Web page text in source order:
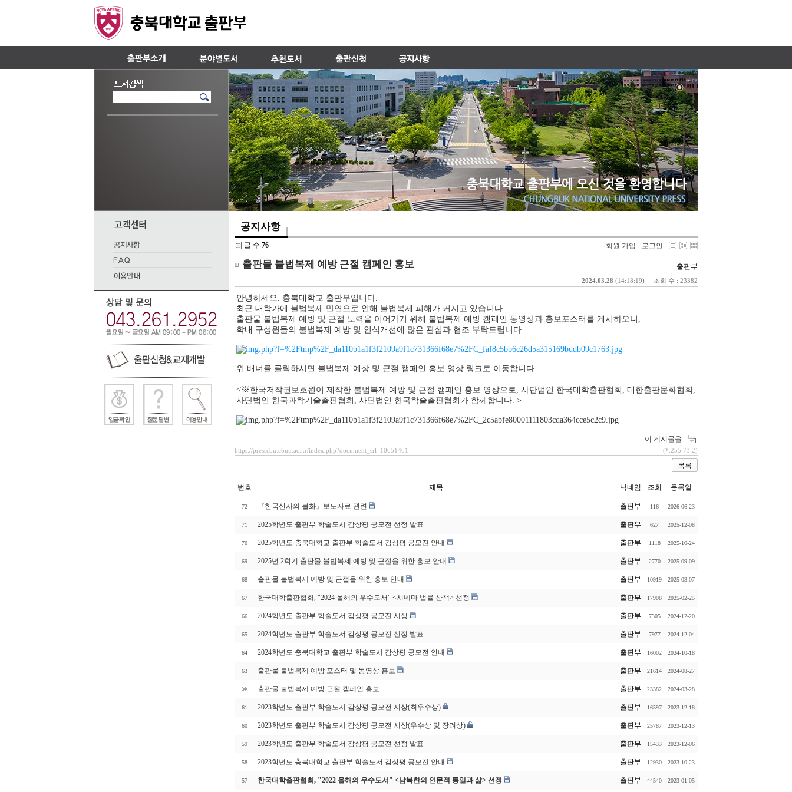
공지사항
글 수 76 회원 가입 로그인
출판물 불법복제 예방 근절 캠페인 홍보 출판부
조회 수 : 23382
2024.03.28 (14:18:19)
안녕하세요. 충북대학교 출판부입니다.
최근 대학가에 불법복제 만연으로 인해 불법복제 피해가 커지고 있습니다.
출판물 불법복제 예방 및 근절 노력을 이어가기 위해 불법복제 예방 캠페인 동영상과 홍보포스터를 게시하오니,
학내 구성원들의 불법복제 예방 및 인식개선에 많은 관심과 협조 부탁드립니다.
위 배너를 클릭하시면 불법복제 예상 및 근절 캠페인 홍보 영상 링크로 이동합니다.
<※ 한국저작권보호원이 제작한 불법복제 예방 및 근절 캠페인 홍보 영상으로, 사단법인 한국대학출판협회, 대한출판문화협회,
사단법인 한국과학기술출판협회, 사단법인 한국학술출판협회가 함께합니다. >
이 게시물을...
https://presscbu.cbnu.ac.kr/index.php?document_srl=10651461 (*.255.73.2)
목록
번호 제목 닉네임 조회 등록일
72 『한국산사의 불화』보도자료 관련 출판부 116 2026-06-23
71 2025학년도 출판부 학술도서 감상평 공모전 선정 발표 출판부 627 2025-12-08
70 2025학년도 충북대학교 출판부 학술도서 감상평 공모전 안내 출판부 1118 2025-10-24
69 2025년 2학기 출판물 불법복제 예방 및 근절을 위한 홍보 안내 출판부 2770 2025-09-09
68 출판물 불법복제 예방 및 근절을 위한 홍보 안내 출판부 10919 2025-03-07
67 한국대학출판협회, "2024 올해의 우수도서" <시네마 법률 산책> 선정 출판부 17908 2025-02-25
66 2024학년도 출판부 학술도서 감상평 공모전 시상 출판부 7305 2024-12-20
65 2024학년도 출판부 학술도서 감상평 공모전 선정 발표 출판부 7977 2024-12-04
64 2024학년도 충북대학교 출판부 학술도서 감상평 공모전 안내 출판부 16002 2024-10-18
63 출판물 불법복제 예방 포스터 및 동영상 홍보 출판부 21614 2024-08-27
출판물 불법복제 예방 근절 캠페인 홍보 출판부 23382 2024-03-28
61 2023학년도 출판부 학술도서 감상평 공모전 시상(최우수상) 출판부 16597 2023-12-18
60 2023학년도 출판부 학술도서 감상평 공모전 시상(우수상 및 장려상) 출판부 25787 2023-12-13
59 2023학년도 출판부 학술도서 감상평 공모전 선정 발표 출판부 15433 2023-12-06
58 2023학년도 충북대학교 출판부 학술도서 감상평 공모전 안내 출판부 12930 2023-10-23
57 한국대학출판협회, "2022 올해의 우수도서" <남북한의 인문적 통일과 삶> 선정 출판부 44540 2023-01-05